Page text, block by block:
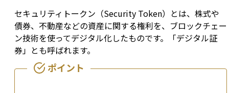
セキュリティトークン（Security Token）とは、株式や
債券、不動産などの資産に関する権利を、ブロックチェー
ン技術を使ってデジタル化したものです。「デジタル証
券」とも呼ばれます。